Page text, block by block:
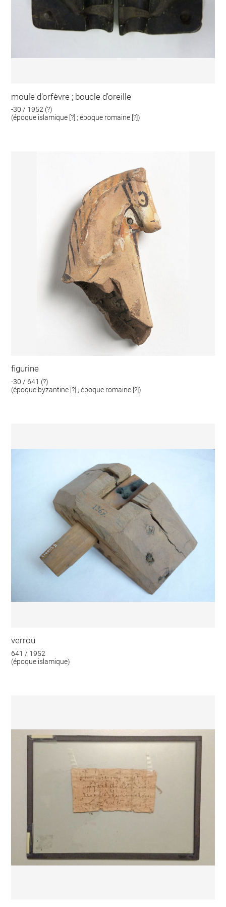
moule d'orfèvre ; boucle d'oreille
-30 / 1952 (?)
(époque islamique [?] ; époque romaine [?])
figurine
-30 / 641 (?)
(époque byzantine [?] ; époque romaine [?])
verrou
641 / 1952
(époque islamique)